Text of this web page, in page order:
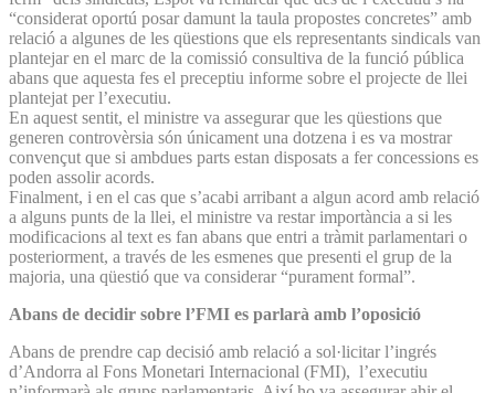
“considerat oportú posar damunt la taula propostes concretes” amb
relació a algunes de les qüestions que els representants sindicals van
plantejar en el marc de la comissió consultiva de la funció pública
abans que aquesta fes el preceptiu informe sobre el projecte de llei
plantejat per l’executiu.
En aquest sentit, el ministre va assegurar que les qüestions que
generen controvèrsia són únicament una dotzena i es va mostrar
convençut que si ambdues parts estan disposats a fer concessions es
poden assolir acords.
Finalment, i en el cas que s’acabi arribant a algun acord amb relació
a alguns punts de la llei, el ministre va restar importància a si les
modificacions al text es fan abans que entri a tràmit parlamentari o
posteriorment, a través de les esmenes que presenti el grup de la
majoria, una qüestió que va considerar “purament formal”.
Abans de decidir sobre l’FMI es parlarà amb l’oposició
Abans de prendre cap decisió amb relació a sol·licitar l’ingrés
d’Andorra al Fons Monetari Internacional (FMI), l’executiu